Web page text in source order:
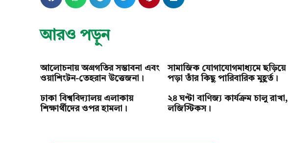
আরও পড়ুন
আলোচনায় অগ্রগতির সম্ভাবনা এবং
ওয়াশিংটন-তেহরান উত্তেজনা।
সামাজিক যোগাযোগমাধ্যমে ছড়িয়ে
পড়া তাঁর কিছু পারিবারিক মুহূর্ত।
ঢাকা বিশ্ববিদ্যালয় এলাকায়
শিক্ষার্থীদের ওপর হামলা।
২৪ ঘণ্টা বাণিজ্য কার্যক্রম চালু রাখা,
লজিস্টিকস।